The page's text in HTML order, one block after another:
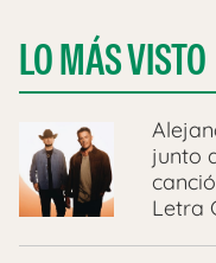
LO MÁS VISTO
junto
Letra